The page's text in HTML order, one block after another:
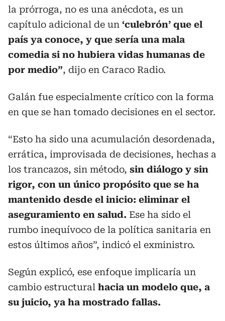
la prórroga, no es una anécdota, es un
capítulo adicional de un ‘culebrón’ que el
país ya conoce, y que sería una mala
comedia si no hubiera vidas humanas de
por medio”, dijo en Caraco Radio.
Galán fue especialmente crítico con la forma
en que se han tomado decisiones en el sector.
“Esto ha sido una acumulación desordenada,
errática, improvisada de decisiones, hechas a
los trancazos, sin método, sin diálogo y sin
rigor, con un único propósito que se ha
mantenido desde el inicio: eliminar el
aseguramiento en salud. Ese ha sido el
rumbo inequívoco de la política sanitaria en
estos últimos años”, indicó el exministro.
Según explicó, ese enfoque implicaría un
cambio estructural hacia un modelo que, a
su juicio, ya ha mostrado fallas.